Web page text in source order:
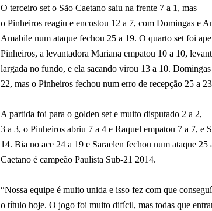
O terceiro set o São Caetano saiu na frente 7 a 1, mas
o Pinheiros reagiu e encostou 12 a 7, com Domingas e
Amabile num ataque fechou 25 a 19. O quarto set foi
Pinheiros, a levantadora Mariana empatou 10 a 10,
largada no fundo, e ela sacando virou 13 a 10.
22, mas o Pinheiros fechou num erro de recepção 25 a
A partida foi para o golden set e muito disputado 2 a 2,
3 a 3, o Pinheiros abriu 7 a 4 e Raquel empatou 7 a 7, e
14. Bia no ace 24 a 19 e Saraelen fechou num ataque 25
Caetano é campeão Paulista Sub-21 2014.
“Nossa equipe é muito unida e isso fez com que
o título hoje. O jogo foi muito difícil, mas todas que